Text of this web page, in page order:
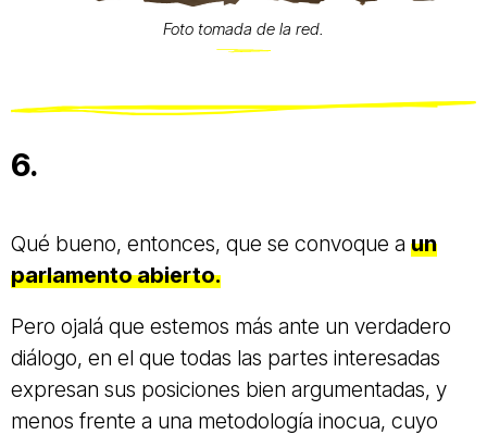
Foto tomada de la red.
6.
Qué bueno, entonces, que se convoque a un
parlamento abierto.
Pero ojalá que estemos más ante un verdadero
diálogo, en el que todas las partes interesadas
expresan sus posiciones bien argumentadas, y
menos frente a una metodología inocua, cuyo